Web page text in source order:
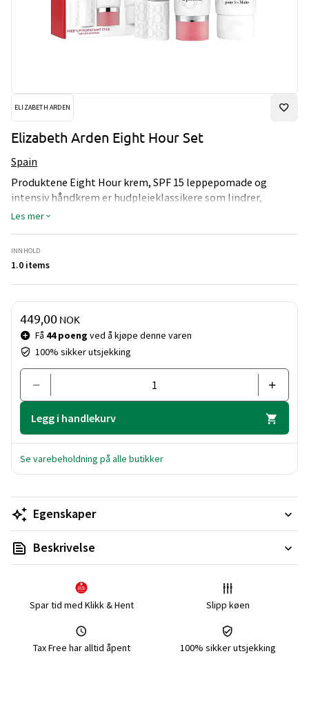
ELIZABETH ARDEN
Elizabeth Arden Eight Hour Set
Spain
Produktene Eight Hour krem, SPF 15 leppepomade og
intensiv håndkrem er hudpleieklassikere som lindrer,
gjenoppretter og fornyer huden. Kremene er foretrukne
Les mer
INNHOLD
1.0 items
Pris og mengde
Få 44 poeng ved å kjøpe denne varen
100% sikker utsjekking
449,00 NOK
Legg i handlekurv
Se varebeholdning på alle butikker
Egenskaper
Beskrivelse
Spar tid med Klikk & Hent Slipp køen
Tax Free har alltid åpent 100% sikker utsjekking